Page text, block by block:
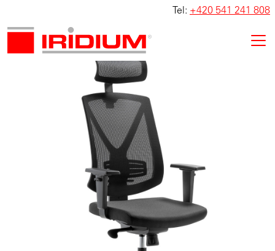
Tel: +420 541 241 808